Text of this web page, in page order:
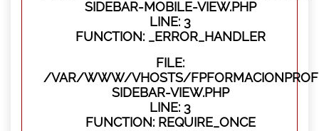
SIDEBAR-MOBILE-VIEW.PHP
LINE: 3
FUNCTION: _ERROR_HANDLER
FILE:
/VAR/WWW/VHOSTS/
SIDEBAR-VIEW.PHP
LINE: 3
FUNCTION: REQUIRE_ONCE